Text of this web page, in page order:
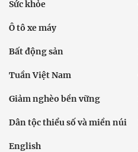
Sức khỏe
Ô tô xe máy
Bất động sản
Tuần Việt Nam
Giảm nghèo bền vững
Dân tộc thiểu số và miền núi
English